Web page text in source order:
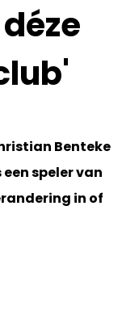
Benteke
speler van
in of